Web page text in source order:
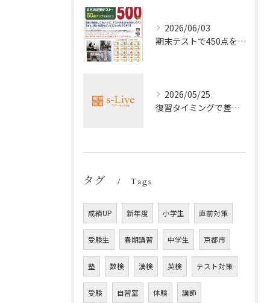
2026/06/03
期末テストで450点を取る勉強法
2026/05/25
復習タイミングで差がつく勉強法
タグ Tags
成績UP 新年度 小学生 直前対策
受験生 春期講習 中学生 京都市
塾 数検 漢検 英検 テスト対策
受験 自習室 体験 講師